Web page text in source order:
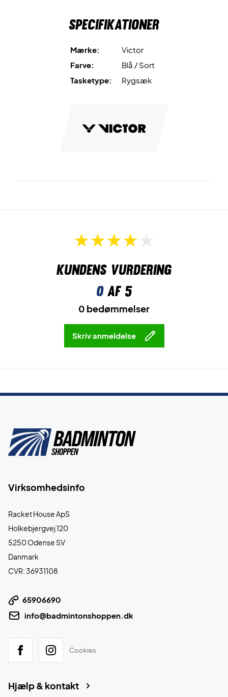
en hank i toppen.
Ankom knivskarpt til badmintonbanen - køb denne
Mål: 31x20x50 cm.
Materiale: Polyester.
Specifikationer
Mærke:
Victor
Farve:
Blå / Sort
Tasketype:
Rygsæk
Kundens vurdering
0af 5
0 bedømmelser
Skriv anmeldelse
Virksomhedsinfo
Racket House ApS
Holkebjergvej 120
5250 Odense SV
Danmark
CVR: 36931108
65906690
info@badmintonshoppen.dk
Cookies
Hjælp & kontakt